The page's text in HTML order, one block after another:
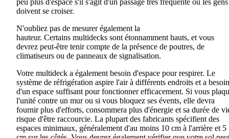
doivent se croiser.
N'oubliez pas de mesurer également la
hauteur. Certains multidecks sont étonnamment hauts, et vous
devrez peut-être tenir compte de la présence de poutres, de
climatiseurs ou de panneaux de signalisation.
Votre multideck a également besoin d'espace pour respirer. Le
système de réfrigération aspire l'air à différents endroits et a besoin
d'un espace suffisant pour fonctionner efficacement. Si vous
l'unité contre un mur ou si vous bloquez ses évents, elle devra
fournir plus d'efforts, consommera plus d'énergie et sa durée de
risque d'être raccourcie. La plupart des fabricants spécifient des
espaces minimaux, généralement d'au moins 10 cm à l'arrière et 5